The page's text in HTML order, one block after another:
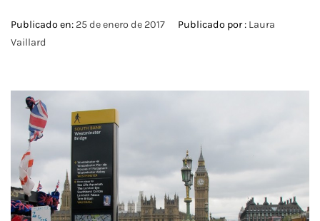
Publicado en: 25 de enero de 2017 Publicado por : Laura
Vaillard